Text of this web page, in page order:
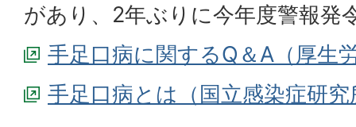
があり、2年ぶりに今年度警報発
手足口病に関するQ＆A（厚生
手足口病とは（国立感染症研究